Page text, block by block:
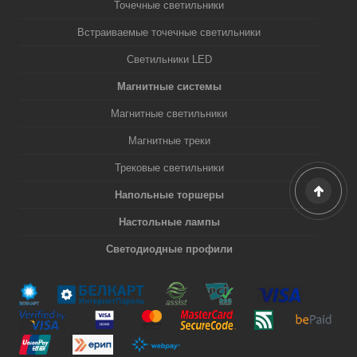
Точечные светильники
Встраиваемые точечные светильники
Светильники LED
Магнитные системы
Магнитные светильники
Магнитные треки
Трековые светильники
Напольные торшеры
Настольные лампы
Светодиодные профили